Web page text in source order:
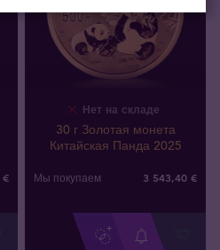
€
Нет на складе
30 г Золотая монета
Китайская Панда 2025
Мы покупаем 3 543,40 €